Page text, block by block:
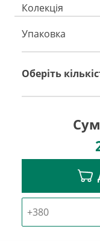
Колекція
Упаковка
Оберіть